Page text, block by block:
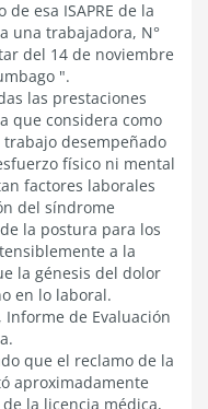
esa ISAPRE de la
una trabajadora, N°
del 14 de noviembre
".
las prestaciones
que considera como
desempeñado
físico ni mental
factores laborales
del síndrome
la postura para los
a la
la génesis del dolor
en lo laboral.
de Evaluación
que el reclamo de la
aproximadamente
la licencia médica,